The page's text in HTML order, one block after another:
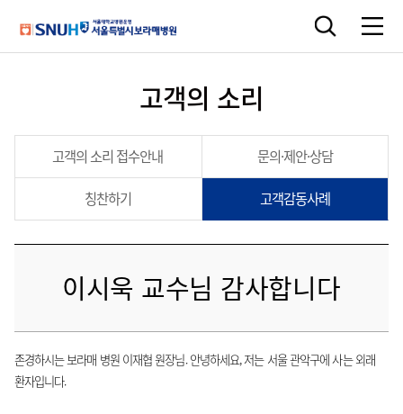
고객의 소리
고객의 소리 접수안내 문의·제안·상담
칭찬하기 고객감동사례
이시욱 교수님 감사합니다
존경하시는 보라매 병원 이재협 원장님. 안녕하세요, 저는 서울 관악구에 사는 외래
환자입니다.